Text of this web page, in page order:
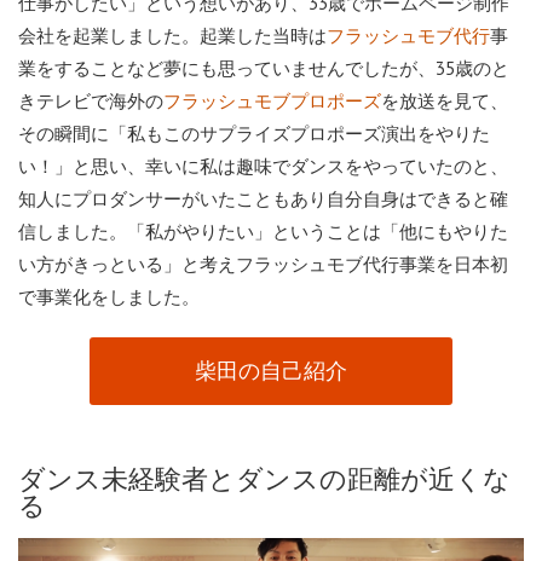
会社を起業しました。起業した当時はフラッシュモブ代行事
業をすることなど夢にも思っていませんでしたが、35歳のと
きテレビで海外のフラッシュモブプロポーズを放送を見て、
その瞬間に「私もこのサプライズプロポーズ演出をやりた
い！」と思い、幸いに私は趣味でダンスをやっていたのと、
知人にプロダンサーがいたこともあり自分自身はできると確
信しました。「私がやりたい」ということは「他にもやりた
い方がきっといる」と考えフラッシュモブ代行事業を日本初
で事業化をしました。
柴田の自己紹介
ダンス未経験者とダンスの距離が近くな
る